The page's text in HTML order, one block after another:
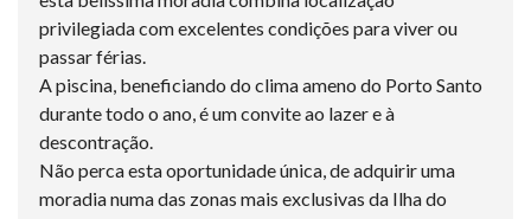
privilegiada com excelentes condições para viver ou
passar férias.
A piscina, beneficiando do clima ameno do Porto Santo
durante todo o ano, é um convite ao lazer e à
descontração.
Não perca esta oportunidade única, de adquirir uma
moradia numa das zonas mais exclusivas da Ilha do